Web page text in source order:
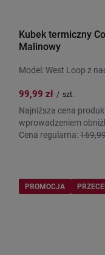
Kubek termiczny
Malinowy
Model: West Loop z
99,99 zł / szt.
Najniższa cena
wprowadzeniem
Cena regularna:
PROMOCJA